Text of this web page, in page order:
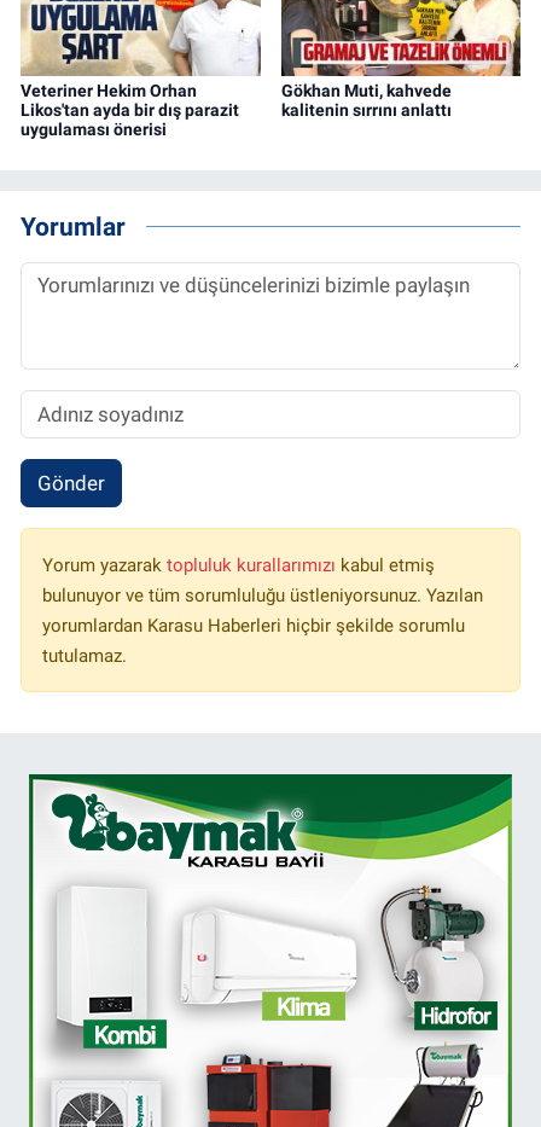
Veteriner Hekim Orhan
Likos'tan ayda bir dış parazit
uygulaması önerisi
Gökhan Muti, kahvede
kalitenin sırrını anlattı
Yorumlar
Gönder
Yorum yazarak topluluk kurallarımızı kabul etmiş
bulunuyor ve tüm sorumluluğu üstleniyorsunuz. Yazılan
yorumlardan Karasu Haberleri hiçbir şekilde sorumlu
tutulamaz.